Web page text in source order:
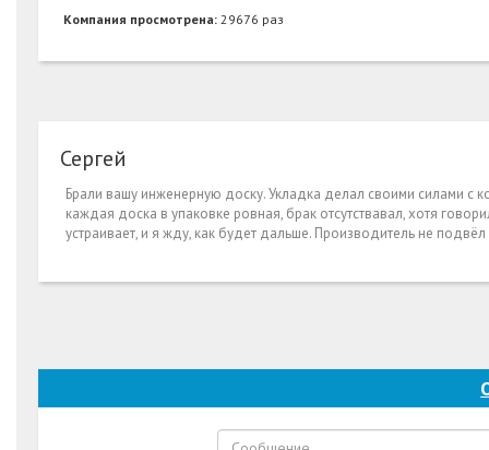
Компания просмотрена:29676 раз
Сергей
Брали вашу инженерную доску. Укладка делал своими силами с
каждая доска в упаковке ровная, брак отсутствавал, хотя
устраивает, и я жду, как будет дальше. Производитель не подвёл